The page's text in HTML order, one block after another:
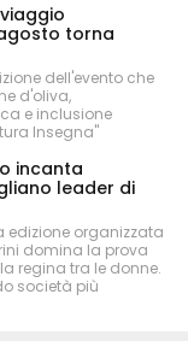
torna
dell'evento che
d'oliva,
e inclusione
Insegna"
incanta
leader di
edizione organizzata
domina la prova
regina tra le donne.
società più